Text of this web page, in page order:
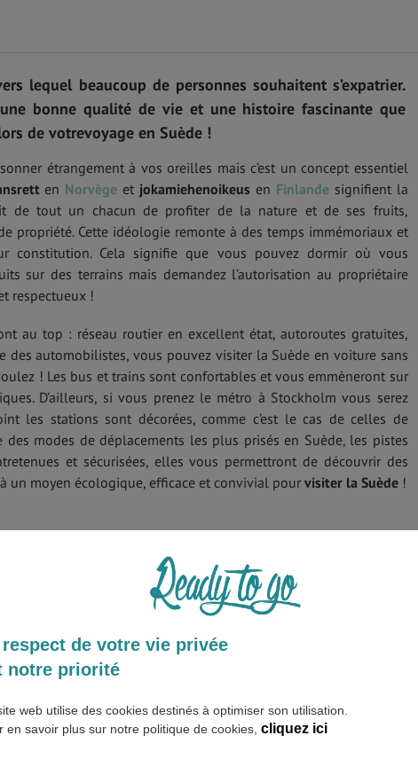
lequel beaucoup de personnes souhaitent s’expatrier.
bonne qualité de vie et une histoire fascinante que
de votrevoyage en Suède !
étrangement à vos oreilles mais c’est un concept essentiel
en Norvège et jokamiehenoikeus en Finlandesignifient la
de tout un chacun de profiter de la nature et de ses fruits,
propriété. Cette idéologie remonte à des temps immémoriaux et
constitution. Cela signifie que vous pouvez dormir où vous
sur des terrains mais demandez l’autorisation au propriétaire
respectueux !
au top : réseau routier en excellent état, autoroutes gratuites,
des automobilistes, vous pouvez visiter la Suède en voiture sans
! Les bus et trains sont confortables et vous emmèneront sur
D’ailleurs, si vous prenez le métro à Stockholm vous serez
les stations sont décorées, comme c’est le cas de celles de
des modes de déplacements les plus prisés en Suède, les pistes
et sécurisées, elles vous permettront de découvrir des
un moyen écologique, efficace et convivial pour visiter la Suède !
respect de votre vie privée
notre priorité
web utilise des cookies destinés à optimiser son utilisation.
en savoir plus sur notre politique de cookies, cliquez ici